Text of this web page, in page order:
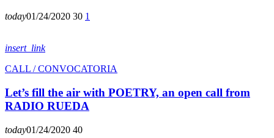
today01/24/2020 30 1
insert_link
CALL / CONVOCATORIA
Let’s fill the air with POETRY, an open call from
RADIO RUEDA
today01/24/2020 40